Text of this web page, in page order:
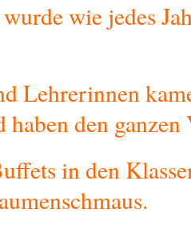
wie jedes
Lehrerinnen
haben den
in den